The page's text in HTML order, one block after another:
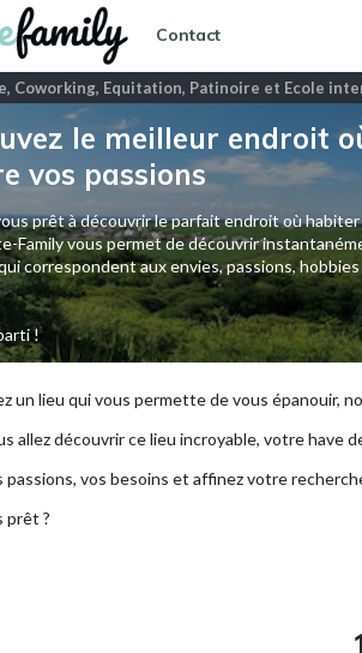
Contact
Coworking, Equitation, Patinoire et Ecole
le meilleur endroit
vos passions
prêt à découvrir le parfait endroit où habiter
Family vous permet de découvrir
correspondent aux envies, passions, hobbies
!
un lieu qui vous permette de vous épanouir,
allez découvrir ce lieu incroyable, votre
passions, vos besoins et affinez votre
prêt ?